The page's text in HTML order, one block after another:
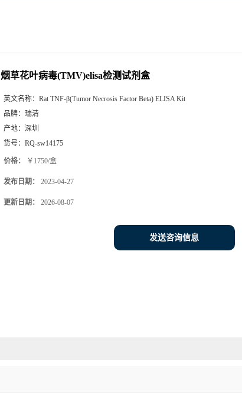
烟草花叶病毒(TMV)elisa检测试剂盒
英文名称： Rat TNF-β(Tumor Necrosis Factor Beta) ELISA Kit
品牌： 瑞清
产地： 深圳
货号： RQ-sw14175
价格： ￥1750/盒
发布日期： 2023-04-27
更新日期： 2026-08-07
发送咨询信息